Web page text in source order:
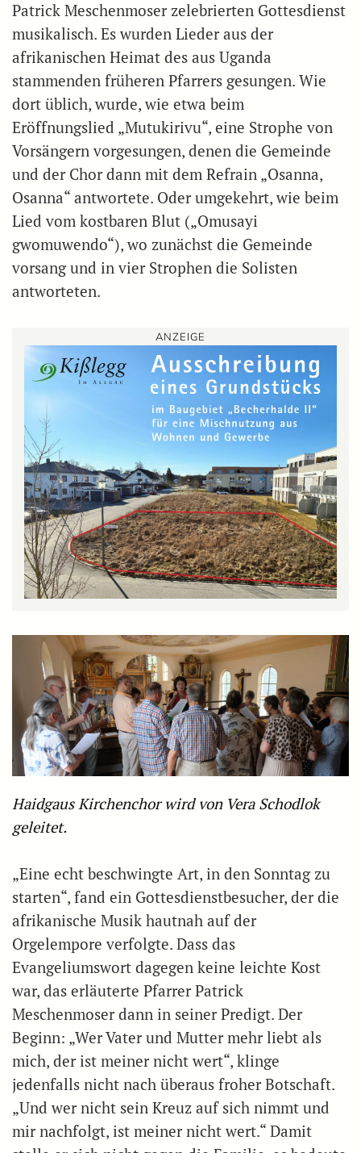
Patrick Meschenmoser zelebrierten Gottesdienst
musikalisch. Es wurden Lieder aus der
afrikanischen Heimat des aus Uganda
stammenden früheren Pfarrers gesungen. Wie
dort üblich, wurde, wie etwa beim
Eröffnungslied „Mutukirivu“, eine Strophe von
Vorsängern vorgesungen, denen die Gemeinde
und der Chor dann mit dem Refrain „Osanna,
Osanna“ antwortete. Oder umgekehrt, wie beim
Lied vom kostbaren Blut („Omusayi
gwomuwendo“), wo zunächst die Gemeinde
vorsang und in vier Strophen die Solisten
antworteten.
ANZEIGE
Haidgaus Kirchenchor wird von Vera Schodlok
geleitet.
„Eine echt beschwingte Art, in den Sonntag zu
starten“, fand ein Gottesdienstbesucher, der die
afrikanische Musik hautnah auf der
Orgelempore verfolgte. Dass das
Evangeliumswort dagegen keine leichte Kost
war, das erläuterte Pfarrer Patrick
Meschenmoser dann in seiner Predigt. Der
Beginn: „Wer Vater und Mutter mehr liebt als
mich, der ist meiner nicht wert“, klinge
jedenfalls nicht nach überaus froher Botschaft.
„Und wer nicht sein Kreuz auf sich nimmt und
mir nachfolgt, ist meiner nicht wert.“ Damit